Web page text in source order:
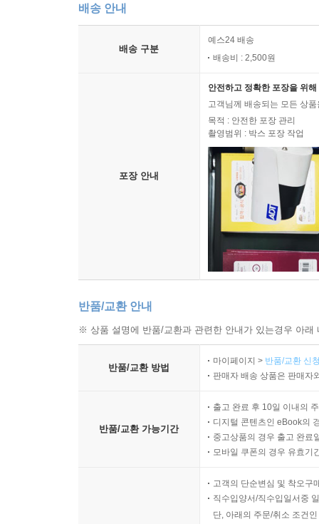
배송 안내
배송 구분
예스24 배송
배송비 : 2,500원
포장 안내
안전하고 정확한 포장을 위
고객님께 배송되는 모든 상
목적 : 안전한 포장 관리
촬영범위 : 박스 포장 작업
반품/교환 안내
※ 상품 설명에 반품/교환과 관련한 안내가 있는경우 아
반품/교환 방법
마이페이지 > 반품/교환 신
판매자 배송 상품은 판매자
반품/교환 가능기간
출고 완료 후 10일 이내의
디지털 콘텐츠인 eBook의
중고상품의 경우 출고 완료
모바일 쿠폰의 경우 유효기
고객의 단순변심 및 착오구
직수입양서/직수입일서중
단, 아래의 주문/취소 조건